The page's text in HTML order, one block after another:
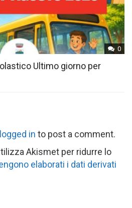
0
Ultimo giorno per
logged in to post a comment.
Akismet per ridurre lo
elaborati i dati derivati